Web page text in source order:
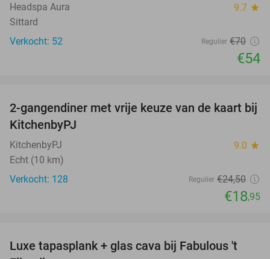
Headspa Aura 9.7 star
Sittard
Verkocht: 52
Regulier €70
€54
23%
2-gangendiner met vrije keuze van de kaart bij
KitchenbyPJ
KitchenbyPJ 9.0 star
Echt (10 km)
Verkocht: 128
Regulier €24,50
€18,95
28%
Luxe tapasplank + glas cava bij Fabulous 't